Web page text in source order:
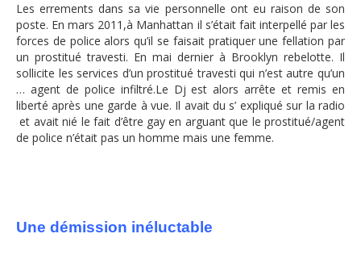
Les errements dans sa vie personnelle ont eu raison de son
poste. En mars 2011,à Manhattan il s’était fait interpellé par les
forces de police alors qu’il se faisait pratiquer une fellation par
un prostitué travesti. En mai dernier à Brooklyn rebelotte. Il
sollicite les services d’un prostitué travesti qui n’est autre qu’un
… agent de police infiltré.Le Dj est alors arrête et remis en
liberté après une garde à vue. Il avait du s’ expliqué sur la radio
et avait nié le fait d’être gay en arguant que le prostitué/agent
de police n’était pas un homme mais une femme.
Une démission inéluctable